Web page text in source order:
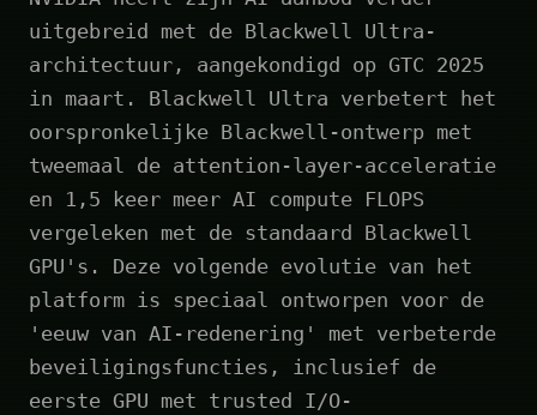
uitgebreid met de Blackwell Ultra-
architectuur, aangekondigd op GTC 2025
in maart. Blackwell Ultra verbetert het
oorspronkelijke Blackwell-ontwerp met
tweemaal de attention-layer-acceleratie
en 1,5 keer meer AI compute FLOPS
vergeleken met de standaard Blackwell
GPU's. Deze volgende evolutie van het
platform is speciaal ontworpen voor de
'eeuw van AI-redenering' met verbeterde
beveiligingsfuncties, inclusief de
eerste GPU met trusted I/O-